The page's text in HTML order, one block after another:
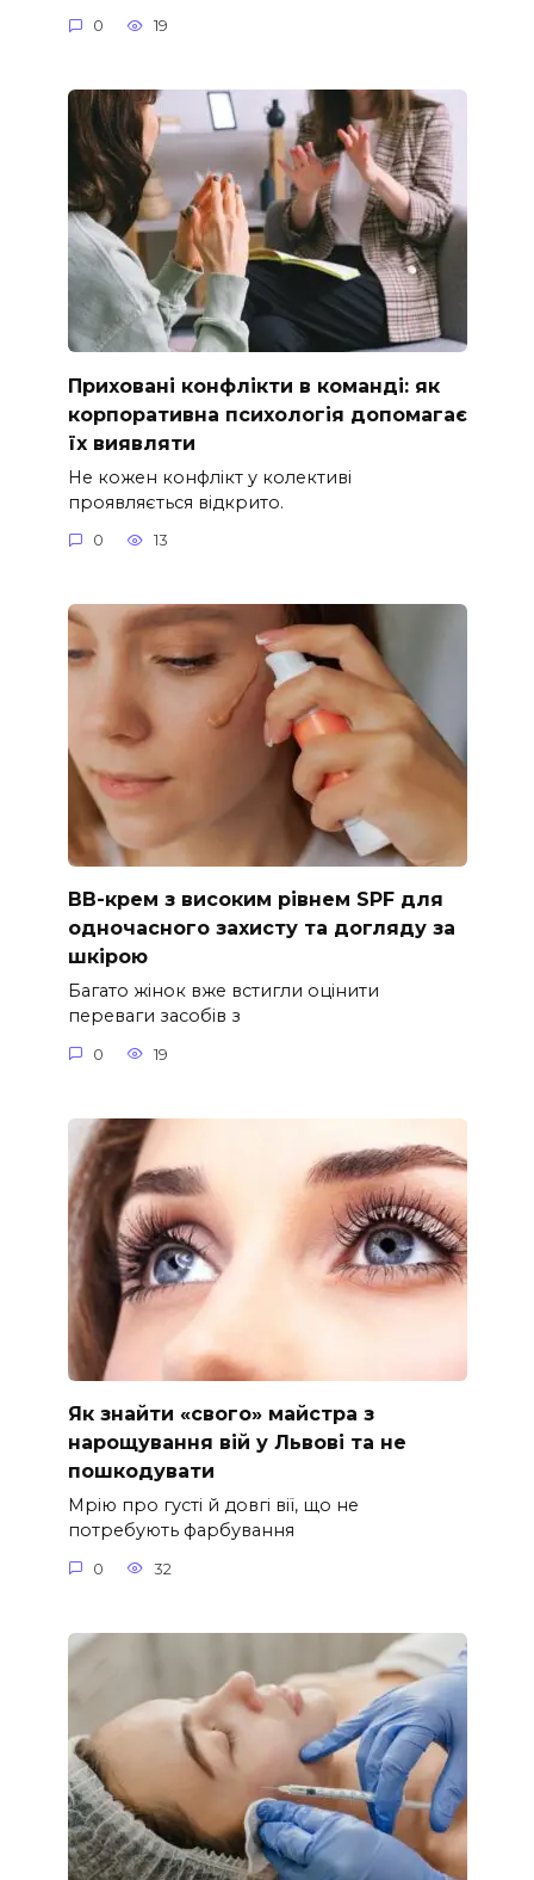
0 19
Приховані конфлікти в команді: як
корпоративна психологія допомагає
їх виявляти
Не кожен конфлікт у колективі
проявляється відкрито.
0 13
ВВ-крем з високим рівнем SPF для
одночасного захисту та догляду за
шкірою
Багато жінок вже встигли оцінити
переваги засобів з
0 19
Як знайти «свого» майстра з
нарощування вій у Львові та не
пошкодувати
Мрію про густі й довгі вії, що не
потребують фарбування
0 32